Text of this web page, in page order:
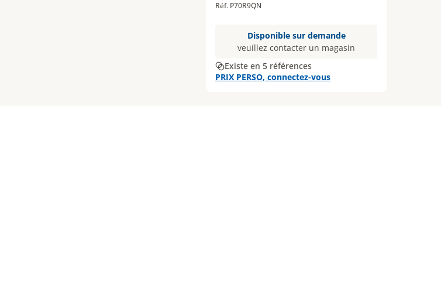
Réf. P70R9QN
Disponible sur demande
veuillez contacter un magasin
Existe en 5 références
PRIX PERSO, connectez-vous